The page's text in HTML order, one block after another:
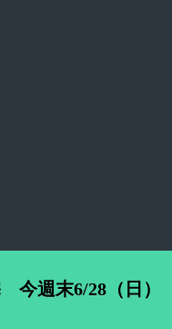
週末6/28（日）